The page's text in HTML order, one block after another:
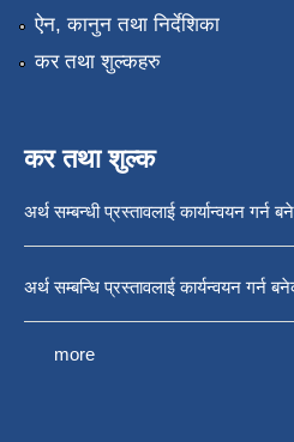
ऐन, कानुन तथा निर्देशिका
कर तथा शुल्कहरु
कर तथा शुल्क
अर्थ सम्बन्धी प्रस्तावलाई कार्यान्वयन
अर्थ सम्बन्धि प्रस्तावलाई कार्यन्वयन गर्न
more